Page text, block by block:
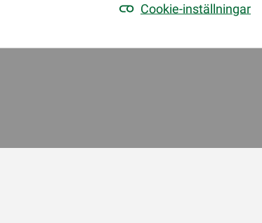
Cookie-inställningar